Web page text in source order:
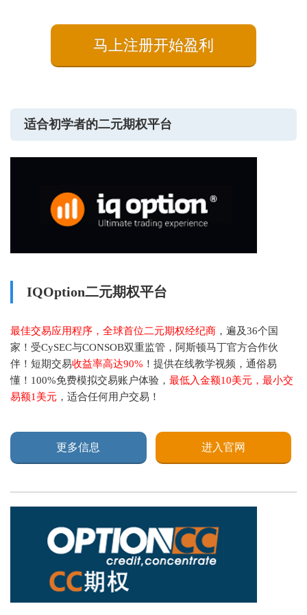
马上注册开始盈利
适合初学者的二元期权平台
IQOption二元期权平台
最佳交易应用程序，全球首位二元期权经纪商 ，遍及36个国
家！受CySEC与CONSOB双重监管，阿斯顿马丁官方合作伙
伴！短期交易收益率高达90% ！提供在线教学视频，通俗易
懂！100%免费模拟交易账户体验， 最低入金额10美元，最小交
易额1美元 ，适合任何用户交易！
更多信息 进入官网